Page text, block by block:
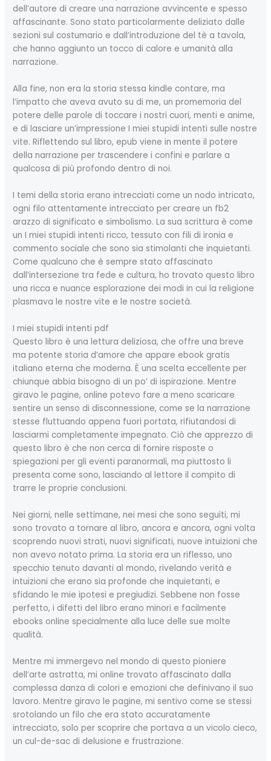
dell’autore di creare una narrazione avvincente e spesso
affascinante. Sono stato particolarmente deliziato dalle
sezioni sul costumario e dall’introduzione del tè a tavola,
che hanno aggiunto un tocco di calore e umanità alla
narrazione.
Alla fine, non era la storia stessa kindle contare, ma
l’impatto che aveva avuto su di me, un promemoria del
potere delle parole di toccare i nostri cuori, menti e anime,
e di lasciare un’impressione I miei stupidi intenti sulle nostre
vite. Riflettendo sul libro, epub viene in mente il potere
della narrazione per trascendere i confini e parlare a
qualcosa di più profondo dentro di noi.
I temi della storia erano intrecciati come un nodo intricato,
ogni filo attentamente intrecciato per creare un fb2
arazzo di significato e simbolismo. La sua scrittura è come
un I miei stupidi intenti ricco, tessuto con fili di ironia e
commento sociale che sono sia stimolanti che inquietanti.
Come qualcuno che è sempre stato affascinato
dall’intersezione tra fede e cultura, ho trovato questo libro
una ricca e nuance esplorazione dei modi in cui la religione
plasmava le nostre vite e le nostre società.
I miei stupidi intenti pdf
Questo libro è una lettura deliziosa, che offre una breve
ma potente storia d’amore che appare ebook gratis
italiano eterna che moderna. È una scelta eccellente per
chiunque abbia bisogno di un po’ di ispirazione. Mentre
giravo le pagine, online potevo fare a meno scaricare
sentire un senso di disconnessione, come se la narrazione
stesse fluttuando appena fuori portata, rifiutandosi di
lasciarmi completamente impegnato. Ciò che apprezzo di
questo libro è che non cerca di fornire risposte o
spiegazioni per gli eventi paranormali, ma piuttosto li
presenta come sono, lasciando al lettore il compito di
trarre le proprie conclusioni.
Nei giorni, nelle settimane, nei mesi che sono seguiti, mi
sono trovato a tornare al libro, ancora e ancora, ogni volta
scoprendo nuovi strati, nuovi significati, nuove intuizioni che
non avevo notato prima. La storia era un riflesso, uno
specchio tenuto davanti al mondo, rivelando verità e
intuizioni che erano sia profonde che inquietanti, e
sfidando le mie ipotesi e pregiudizi. Sebbene non fosse
perfetto, i difetti del libro erano minori e facilmente
ebooks online specialmente alla luce delle sue molte
qualità.
Mentre mi immergevo nel mondo di questo pioniere
dell’arte astratta, mi online trovato affascinato dalla
complessa danza di colori e emozioni che definivano il suo
lavoro. Mentre giravo le pagine, mi sentivo come se stessi
srotolando un filo che era stato accuratamente
intrecciato, solo per scoprire che portava a un vicolo cieco,
un cul-de-sac di delusione e frustrazione.